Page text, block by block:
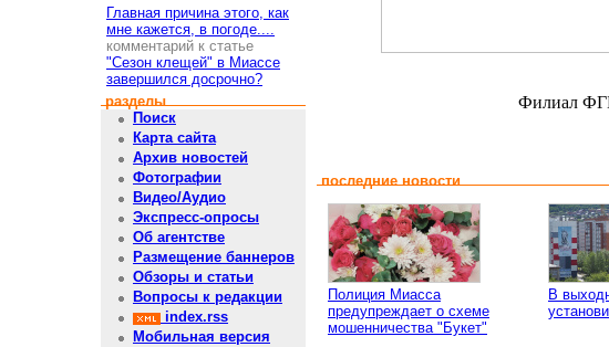
Главная причина этого, как
мне кажется, в погоде....
комментарий к статье
"Сезон клещей" в Миассе
завершился досрочно?
разделы
Поиск
Карта сайта
Архив новостей
Фотографии
Видео/Аудио
Экспресс-опросы
Об агентстве
Размещение баннеров
Обзоры и статьи
Вопросы к редакции
index.rss
Мобильная версия
Филиал
последние новости
Полиция Миасса
предупреждает о схеме
мошенничества "Букет"
В